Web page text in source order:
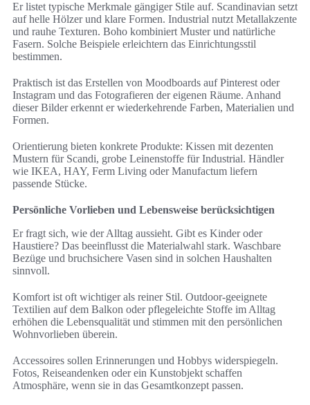
Er listet typische Merkmale gängiger Stile auf. Scandinavian setzt
auf helle Hölzer und klare Formen. Industrial nutzt Metallakzente
und rauhe Texturen. Boho kombiniert Muster und natürliche
Fasern. Solche Beispiele erleichtern das Einrichtungsstil
bestimmen.
Praktisch ist das Erstellen von Moodboards auf Pinterest oder
Instagram und das Fotografieren der eigenen Räume. Anhand
dieser Bilder erkennt er wiederkehrende Farben, Materialien und
Formen.
Orientierung bieten konkrete Produkte: Kissen mit dezenten
Mustern für Scandi, grobe Leinenstoffe für Industrial. Händler
wie IKEA, HAY, Ferm Living oder Manufactum liefern
passende Stücke.
Persönliche Vorlieben und Lebensweise berücksichtigen
Er fragt sich, wie der Alltag aussieht. Gibt es Kinder oder
Haustiere? Das beeinflusst die Materialwahl stark. Waschbare
Bezüge und bruchsichere Vasen sind in solchen Haushalten
sinnvoll.
Komfort ist oft wichtiger als reiner Stil. Outdoor-geeignete
Textilien auf dem Balkon oder pflegeleichte Stoffe im Alltag
erhöhen die Lebensqualität und stimmen mit den persönlichen
Wohnvorlieben überein.
Accessoires sollen Erinnerungen und Hobbys widerspiegeln.
Fotos, Reiseandenken oder ein Kunstobjekt schaffen
Atmosphäre, wenn sie in das Gesamtkonzept passen.